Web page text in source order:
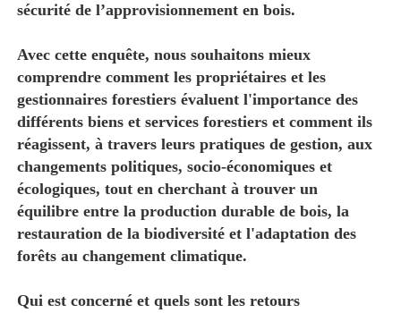
sécurité de l’approvisionnement en bois.
Avec cette enquête, nous souhaitons mieux
comprendre comment les propriétaires et les
gestionnaires forestiers évaluent l'importance des
différents biens et services forestiers et comment ils
réagissent, à travers leurs pratiques de gestion, aux
changements politiques, socio-économiques et
écologiques, tout en cherchant à trouver un
équilibre entre la production durable de bois, la
restauration de la biodiversité et l'adaptation des
forêts au changement climatique.
Qui est concerné et quels sont les retours